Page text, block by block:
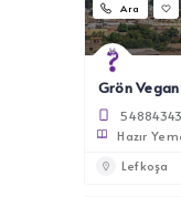
Ara
Grön Vegan
Hazır
Lefkoşa